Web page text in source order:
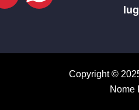
Copyright ©
Nome